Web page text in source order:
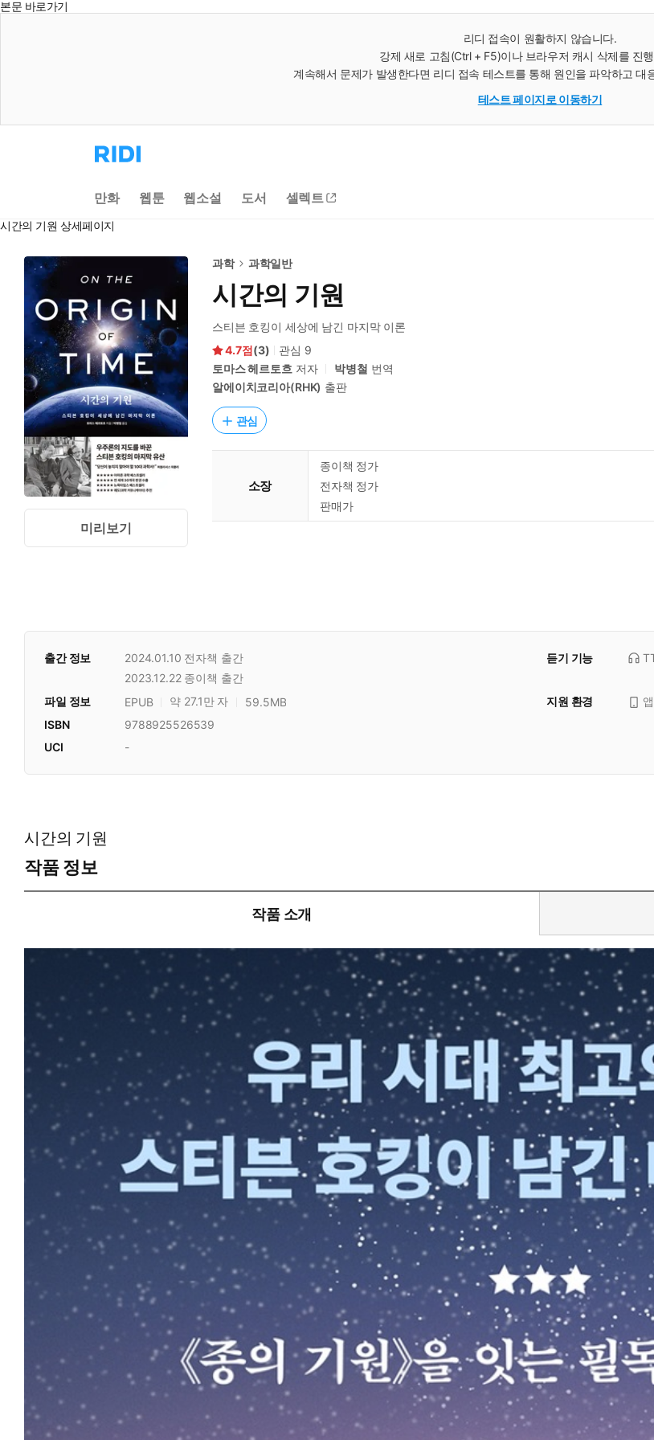
본문 바로가기
리디 접속이 원활하지 않습니다.
강제 새로 고침(Ctrl + F5)이나 브라우저 캐시 삭제를 진
계속해서 문제가 발생한다면 리디 접속 테스트를 통해 원인을 파악하고 대
테스트 페이지로 이동하기
리
디
으
로
동
만화 웹툰 웹소설 도서 셀렉트
시간의 기원 상세페이지
미리보기
과학 과학일반
시간의 기원
스티븐 호킹이 세상에 남긴 마지막 이론
4.7
(3) 관심 9
토마스 헤르토흐 저자 박병철 번역
알에이치코리아(RHK) 출판
관심
소장
종이책 정가
전자책 정가
판매가
출간 정보 2024.01.10 전자책 출간
2023.12.22 종이책 출간
듣기 기능
파일 정보 EPUB 약 27.1만 자 59.5MB 지원 환경 앱
ISBN
9788925526539
UCI
-
시간의 기원
작품 정보
작품 소개